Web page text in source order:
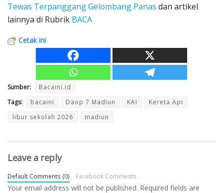
Tewas Terpanggang Gelombang Panas dan artikel
lainnya di Rubrik BACA
Cetak ini
Sumber:
Bacaini.id
Tags:
bacaini Daop 7 Madiun KAI
Kereta Api
libur sekolah 2026
madiun
Leave a reply
Default Comments (0) Facebook Comments
Your email address will not be published. Required fields are